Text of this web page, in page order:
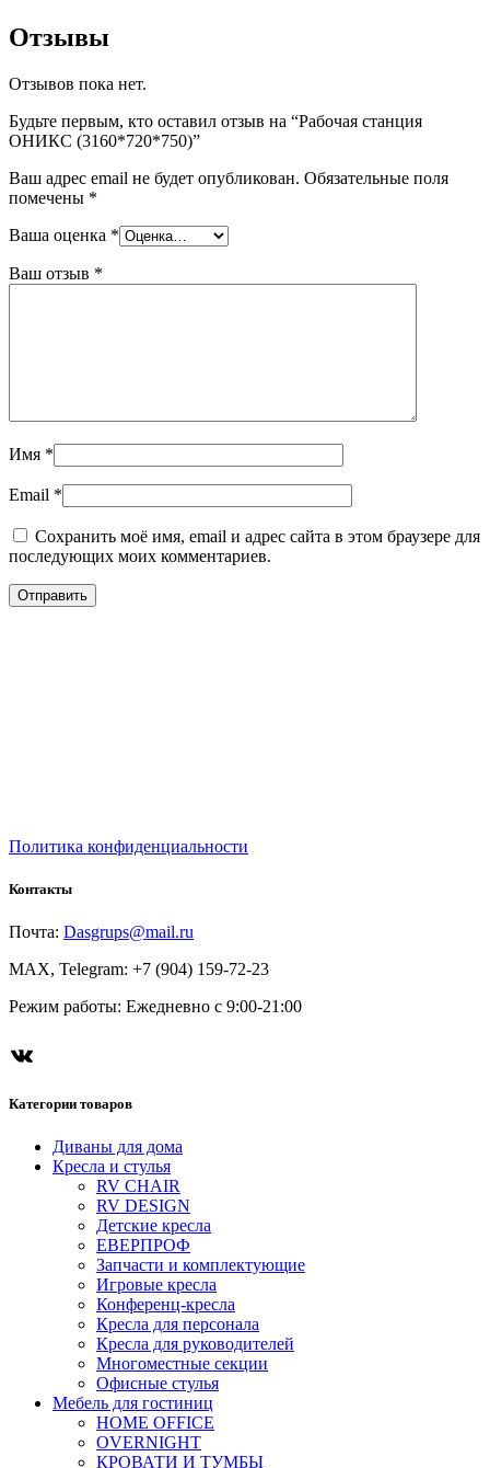
Отзывы
Отзывов пока нет.
Будьте первым, кто оставил отзыв на “Рабочая станция
ОНИКС (3160*720*750)”
Ваш адрес email не будет опубликован. Обязательные поля
помечены *
Ваша оценка *
Ваш отзыв *
Имя *
Email *
Сохранить моё имя, email и адрес сайта в этом браузере для
последующих моих комментариев.
Политика конфиденциальности
Контакты
Почта: Dasgrups@mail.ru
MAX, Telegram: +7 (904) 159-72-23
Режим работы: Ежедневно с 9:00-21:00
ВКонтакте
Категории товаров
Диваны для дома
Кресла и стулья
RV CHAIR
RV DESIGN
Детские кресла
ЕВЕРПРОФ
Запчасти и комплектующие
Игровые кресла
Конференц-кресла
Кресла для персонала
Кресла для руководителей
Многоместные секции
Офисные стулья
Мебель для гостиниц
HOME OFFICE
OVERNIGHT
КРОВАТИ И ТУМБЫ